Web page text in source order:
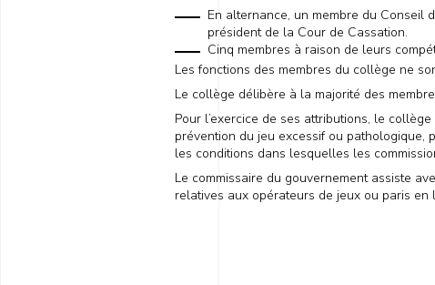
En alternance, un membre du Conseil
président de la Cour de Cassation.
Cinq membres à raison de leurs
Les fonctions des membres du collège ne
Le collège délibère à la majorité des
Pour l’exercice de ses attributions, le collège
prévention du jeu excessif ou
les conditions dans lesquelles les
Le commissaire du gouvernement assiste
relatives aux opérateurs de jeux ou paris